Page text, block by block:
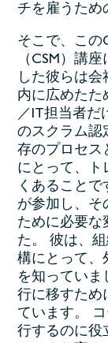
チを雇うため
そこで、この
（CSM）講
した彼らは
内に広めたた
／IT担当者だ
のスクラム認
存のプロセス
にとって、ト
くあること
が参加し、そ
ために必要な
た。 彼は、
構にとって、
を知っていま
行に移すため
ています。
行するのに役